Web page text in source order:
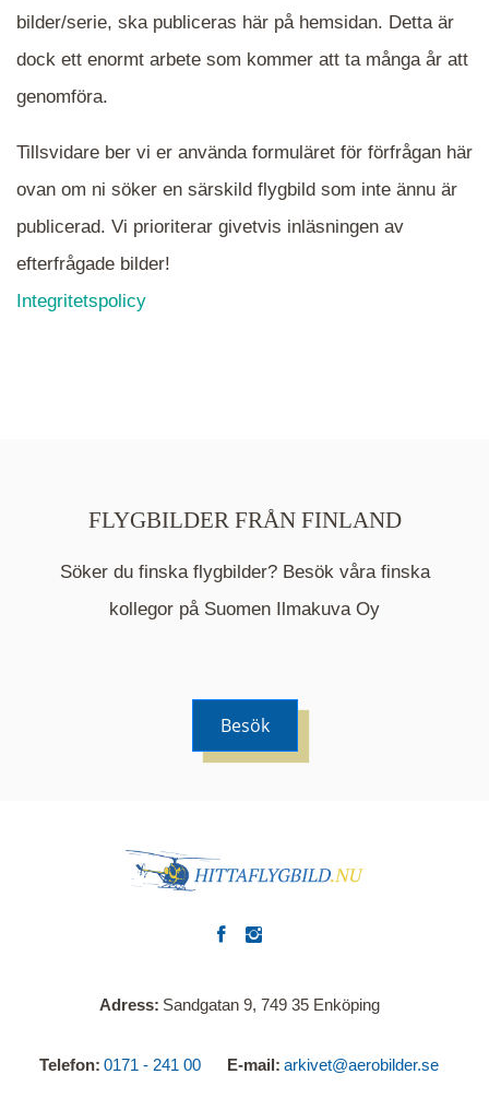
När du ser blåa, röda eller gröna mappar är det
en serie i varje. Dra i kartan för att komma
närmare det område Du söker och klicka på
mappen.
Mappen är en medelpunkt över fotat område och
kommer nu visa de fastigheter som finns just här.
bilder/serie, ska publiceras här på hemsidan. Detta är
dock ett enormt arbete som kommer att ta många år att
genomföra.
Tillsvidare ber vi er använda formuläret för förfrågan här
ovan om ni söker en särskild flygbild som inte ännu är
publicerad. Vi prioriterar givetvis inläsningen av
efterfrågade bilder!
Integritetspolicy
FLYGBILDER FRÅN FINLAND
Söker du finska flygbilder? Besök våra finska
kollegor på Suomen Ilmakuva Oy
Besök
Adress Sandgatan 9, 749 35 Enköping
Telefon 0171 - 241 00 E-mail arkivet@aerobilder.se